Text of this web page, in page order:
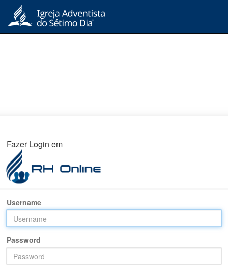
Fazer Login em
Username
Password